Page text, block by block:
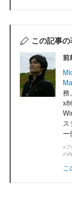
この記事
前
務
ス
ー
※プ
の
こ